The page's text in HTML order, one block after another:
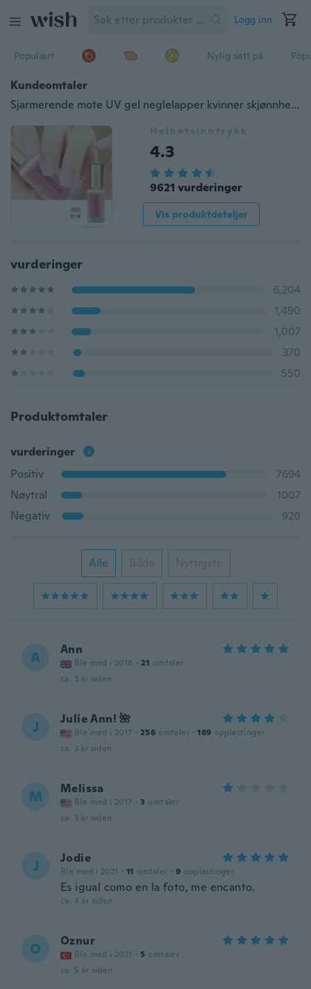
Logg inn
Populært Nylig sett på
Kundeomtaler
Sjarmerende mote UV gel neglelapper kvinner skjønnhetspolsk Vernis Semi-permanent gelpolje
Helhetsinntrykk
4.3
9621 vurderinger
Vis produktdetaljer
vurderinger
6,204
1,490
1,007
370
550
Produktomtaler
vurderinger
Positiv
7694
Nøytral
1007
Negativ
920
Alle Bilde Nyttigste
A Ann
Ble med i 2018 · 21 omtaler
ca. 3 år siden
J Julie Ann! 🌺
Ble med i 2017 · 256 omtaler · 189 opplastinger
ca. 3 år siden
M Melissa
Ble med i 2017 · 3 omtaler
ca. 3 år siden
J Jodie
Ble med i 2021 · 11 omtaler · 9 opplastinger
Es igual como en la foto, me encanto.
ca. 4 år siden
O Oznur
Ble med i 2021 · 5 omtaler
ca. 5 år siden